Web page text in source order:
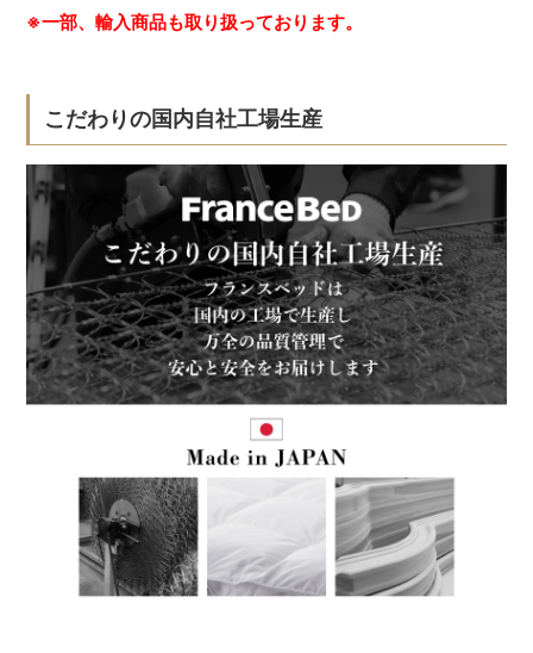
※一部、輸入商品も取り扱っております。
こだわりの国内自社工場生産